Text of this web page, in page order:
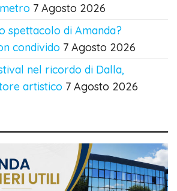
7 Agosto 2026
spettacolo di Amanda?
condivido 7 Agosto 2026
nel ricordo di Dalla,
artistico 7 Agosto 2026